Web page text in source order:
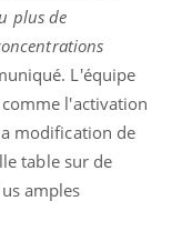
plus de
L'équipe
l'activation
modification de
table sur de
amples